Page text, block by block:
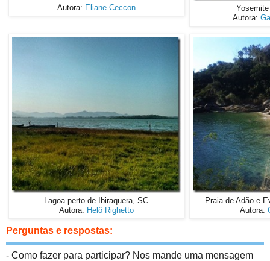
Autora: Eliane Ceccon
Autora:
Lagoa perto de Ibiraquera, SC
Autora: Helô Righetto
Praia de Adão e
Autora:
Perguntas e respostas:
- Como fazer para participar? Nos mande uma mensagem